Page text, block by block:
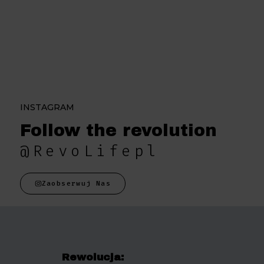
INSTAGRAM
Follow the revolution
@RevoLifepl
Zaobserwuj Nas
Rewolucja: